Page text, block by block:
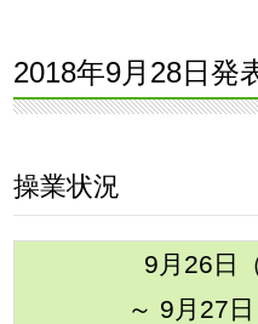
2018年9月28日発
操業状況
9月26日
～ 9月27